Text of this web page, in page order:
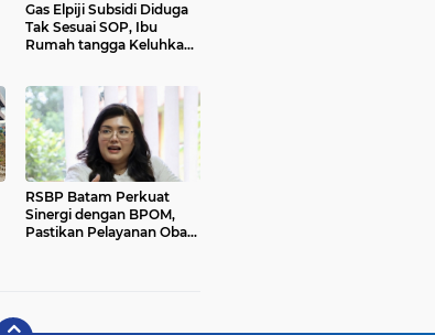
Gas Elpiji Subsidi Diduga
Tak Sesuai SOP, Ibu
Rumah tangga Keluhkan
RSBP Batam Perkuat
Sinergi dengan BPOM,
Pastikan Pelayanan Obat